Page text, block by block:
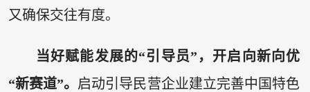
又确保交往有度。
当好赋能发展的“引导员”，开启向新向优
“新赛道”。 启动引导民营企业建立完善中国特色